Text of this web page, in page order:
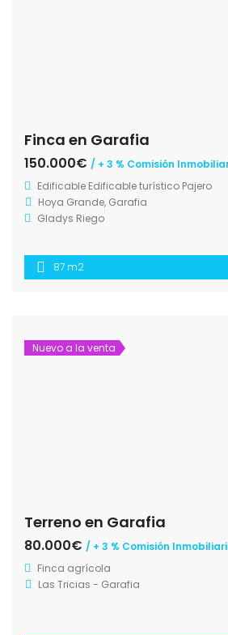
Finca en Garafia
150.000€ / + 3 % Comisión
Edificable Edificable turístico Pajero
Hoya Grande, Garafia
Gladys Riego
87 m2
Nuevo a la venta
Terreno en Garafia
80.000€ / + 3 % Comisión
Finca agrícola
Las Tricias - Garafia